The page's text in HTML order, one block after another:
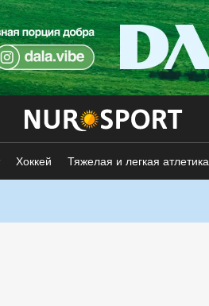
Хоккей Тяжелая и легкая атлетика